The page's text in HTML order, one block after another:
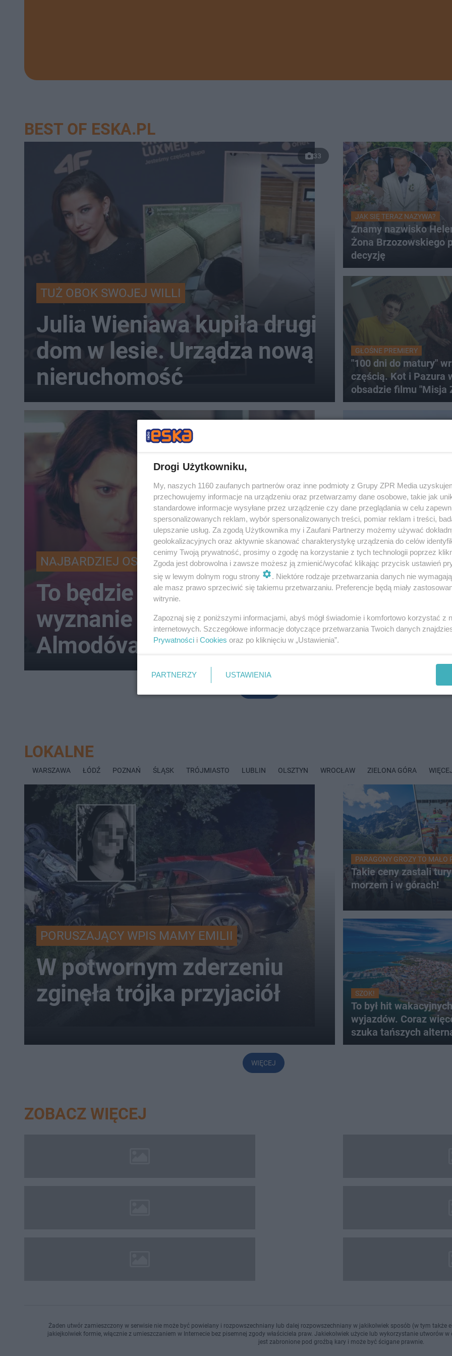
BEST OF ESKA.PL
33
TUŻ OBOK SWOJEJ WILLI
Julia Wieniawa kupiła drugi
dom w lesie. Urządza nową
nieruchomość
NAJBARDZIEJ OSOBISTY FILM
To będzie "poruszające
wyznanie wiary w siłę kina".
Almodóvar wraca!
JAK SIĘ TERAZ NAZYWA?
Znamy nazwisko
Żona Brzozowskiego
decyzję
GŁOŚNE PREMIERY
"100 dni do matury"
częścią. Kot i Pazura
obsadzie filmu "Misja
NIETYPOWA INTERWENCJA
Kobieta rodziła na
paliw. Policjant
poród!
SMUTNE WIEŚCI
Zmarł znany profesor
LOKALNE
WARSZAWA ŁÓDŹ POZNAŃ ŚLĄSK TRÓJMIASTO LUBLIN OLSZTYN WROCŁAW ZIELONA GÓRA
PORUSZAJĄCY WPIS MAMY EMILII
W potwornym zderzeniu
zginęła trójka przyjaciół
PARAGONY GROZY TO MAŁO
Takie ceny zastali
morzem i w górach!
SZOK!
To był hit wakacyjnych
wyjazdów. Coraz
szuka tańszych
WIĘCEJ
ZOBACZ WIĘCEJ
Żaden utwór zamieszczony w serwisie nie może być powielany i rozpowszechniany lub dalej rozpowszechniany w jakikolwiek sposób (w tym
jakiejkolwiek formie, włącznie z umieszczaniem w Internecie bez pisemnej zgody właściciela praw. Jakiekolwiek użycie lub wykorzystanie utworów
jest zabronione pod groźbą kary i może być ścigane prawnie.
Drogi Użytkowniku,
My, naszych 1160 zaufanych partnerów oraz inne podmioty z Grupy ZPR Media
przechowujemy informacje na urządzeniu oraz przetwarzamy dane osobowe, takie jak
standardowe informacje wysyłane przez urządzenie czy dane przeglądania w celu
spersonalizowanych reklam, wybór spersonalizowanych treści, pomiar reklam i treści,
ulepszanie usług. Za zgodą Użytkownika my i Zaufani Partnerzy możemy używać
geolokalizacyjnych oraz aktywnie skanować charakterystykę urządzenia do celów
cenimy Twoją prywatność, prosimy o zgodę na korzystanie z tych technologii poprzez
Zgoda jest dobrowolna i zawsze możesz ją zmienić/wycofać klikając przycisk ustawień
się w lewym dolnym rogu strony
. Niektóre rodzaje przetwarzania danych nie
ale masz prawo sprzeciwić się takiemu przetwarzaniu. Preferencje będą miały
witrynie.
Zapoznaj się z poniższymi informacjami, abyś mógł świadomie i komfortowo korzystać z
internetowych. Szczegółowe informacje dotyczące przetwarzania Twoich danych
Prywatności i Cookies oraz po kliknięciu w „Ustawienia”.
PARTNERZY USTAWIENIA